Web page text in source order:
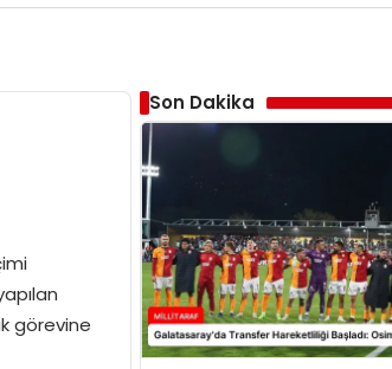
görevine
Son Dakika